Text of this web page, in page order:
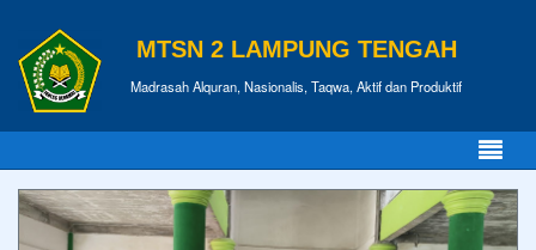
MTSN 2 LAMPUNG TENGAH
Madrasah Alquran, Nasionalis, Taqwa, Aktif dan Produktif